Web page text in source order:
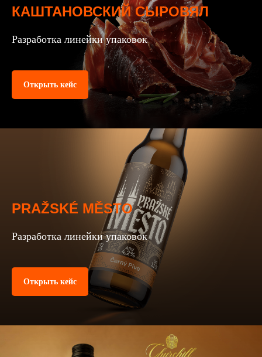
КАШТАНОВСКИЙ СЫРОВЯЛ
Разработка линейки упаковок
Открыть кейс
PRAŽSKÉ MĚSTO
Разработка линейки упаковок
Открыть кейс